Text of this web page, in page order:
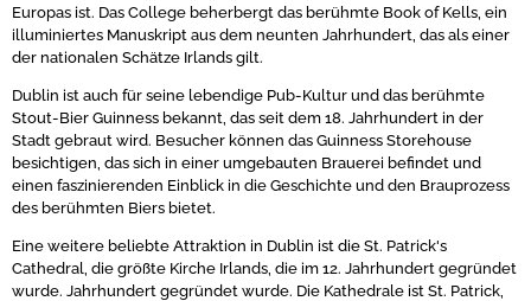
Europas ist. Das College beherbergt das berühmte Book of Kells, ein
illuminiertes Manuskript aus dem neunten Jahrhundert, das als einer
der nationalen Schätze Irlands gilt.
Dublin ist auch für seine lebendige Pub-Kultur und das berühmte
Stout-Bier Guinness bekannt, das seit dem 18. Jahrhundert in der
Stadt gebraut wird. Besucher können das Guinness Storehouse
besichtigen, das sich in einer umgebauten Brauerei befindet und
einen faszinierenden Einblick in die Geschichte und den Brauprozess
des berühmten Biers bietet.
Eine weitere beliebte Attraktion in Dublin ist die St. Patrick's
Cathedral, die größte Kirche Irlands, die im 12. Jahrhundert gegründet
wurde. Jahrhundert gegründet wurde. Die Kathedrale ist St. Patrick,